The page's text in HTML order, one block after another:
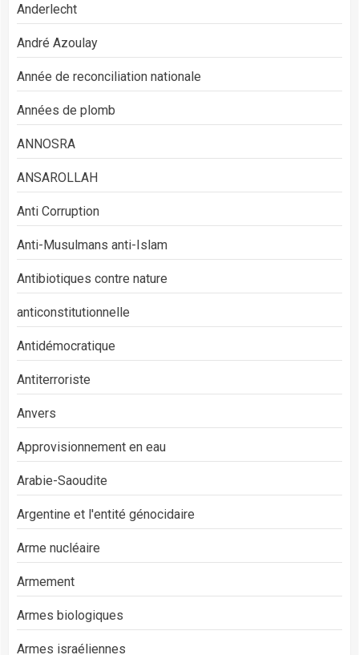
Anderlecht
André Azoulay
Année de reconciliation nationale
Années de plomb
ANNOSRA
ANSAROLLAH
Anti Corruption
Anti-Musulmans anti-Islam
Antibiotiques contre nature
anticonstitutionnelle
Antidémocratique
Antiterroriste
Anvers
Approvisionnement en eau
Arabie-Saoudite
Argentine et l'entité génocidaire
Arme nucléaire
Armement
Armes biologiques
Armes israéliennes